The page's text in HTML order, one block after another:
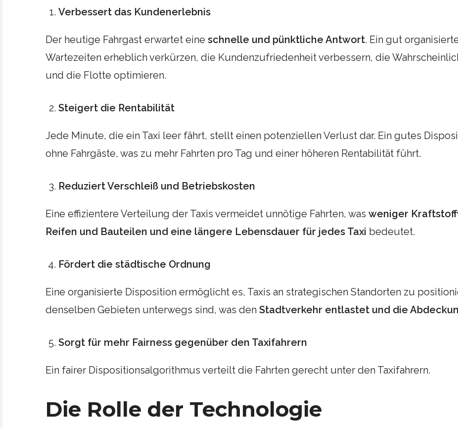
Verbessert das Kundenerlebnis
Der heutige Fahrgast erwartet eine schnelle und pünktliche Antwort. Ein gut
Wartezeiten erheblich verkürzen, die Kundenzufriedenheit verbessern, die
und die Flotte optimieren.
Steigert die Rentabilität
Jede Minute, die ein Taxi leer fährt, stellt einen potenziellen Verlust dar. Ein gutes
ohne Fahrgäste, was zu mehr Fahrten pro Tag und einer höheren Rentabilität führt.
Reduziert Verschleiß und Betriebskosten
Eine effizientere Verteilung der Taxis vermeidet unnötige Fahrten, was weniger
Reifen und Bauteilen und eine längere Lebensdauer für jedes Taxi bedeutet.
Fördert die städtische Ordnung
Eine organisierte Disposition ermöglicht es, Taxis an strategischen Standorten zu
denselben Gebieten unterwegs sind, was den Stadtverkehr entlastet und die
Sorgt für mehr Fairness gegenüber den Taxifahrern
Ein fairer Dispositionsalgorithmus verteilt die Fahrten gerecht unter den Taxifahrern.
Die Rolle der Technologie